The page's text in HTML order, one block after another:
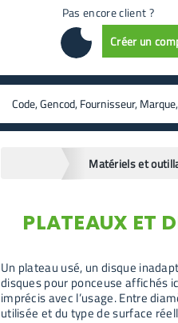
Pas encore client ?
Créer un
rechercher
retour en arrière
PLATEAUX ET
Un plateau usé, un disque
disques pour ponceuse affichés
imprécis avec l’usage. Entre
utilisée et du type de surface